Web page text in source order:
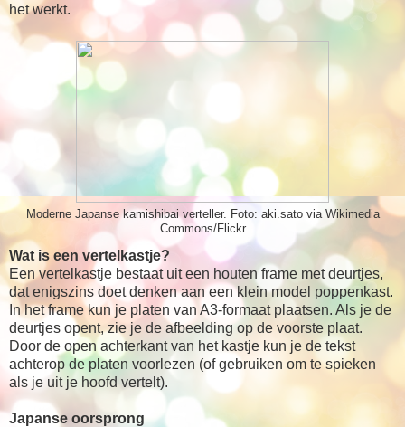
het werkt.
Moderne Japanse kamishibai verteller. Foto: aki.sato via Wikimedia
Commons/Flickr
Wat is een vertelkastje?
Een vertelkastje bestaat uit een houten frame met deurtjes,
dat enigszins doet denken aan een klein model poppenkast.
In het frame kun je platen van A3-formaat plaatsen. Als je de
deurtjes opent, zie je de afbeelding op de voorste plaat.
Door de open achterkant van het kastje kun je de tekst
achterop de platen voorlezen (of gebruiken om te spieken
als je uit je hoofd vertelt).
Japanse oorsprong